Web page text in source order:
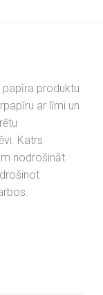
produktu
ar līmi un
Katrs
nodrošināt